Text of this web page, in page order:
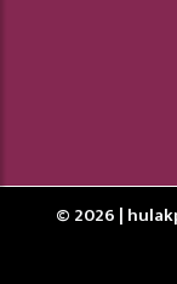
© 2026 |